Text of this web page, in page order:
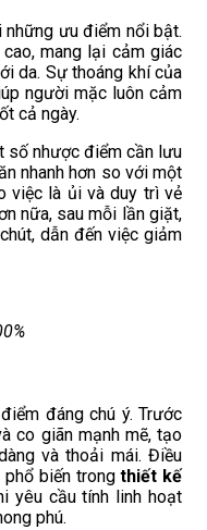
ưu điểm nổi bật.
mang lại cảm giác
da. Sự thoáng khí của
người mặc luôn cảm
cả ngày.
số nhược điểm cần lưu
nhanh hơn so với một
việc là ủi và duy trì vẻ
nữa, sau mỗi lần giặt,
dẫn đến việc giảm
đáng chú ý. Trước
co giãn mạnh mẽ, tạo
và thoải mái. Điều
phổ biến trongthiết kế
yêu cầu tính linh hoạt
phú.